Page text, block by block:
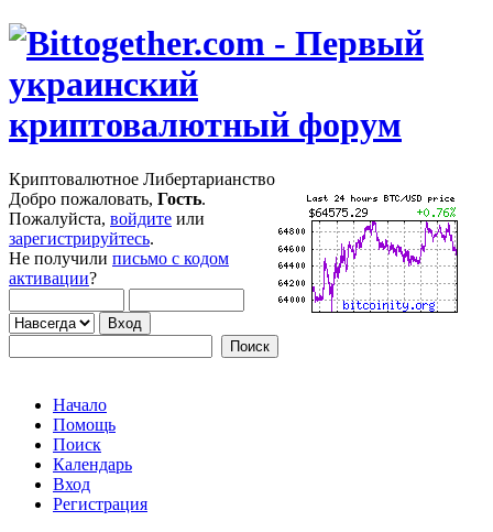
Криптовалютное Либертарианство
Добро пожаловать, Гость.
Пожалуйста, войдите или
зарегистрируйтесь.
Не получили письмо с кодом
активации?
Начало
Помощь
Поиск
Календарь
Вход
Регистрация